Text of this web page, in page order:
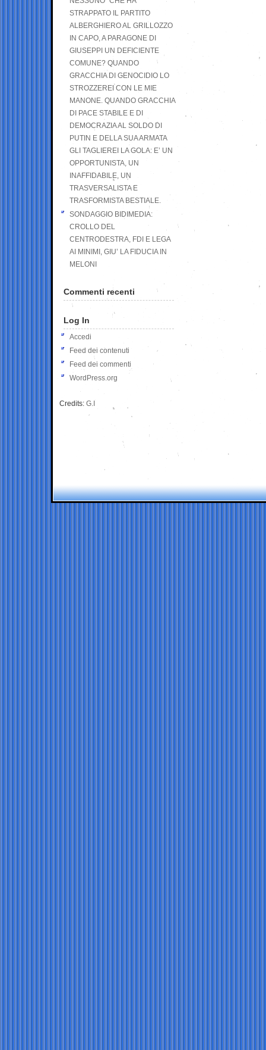
STRAPPATO IL PARTITO
ALBERGHIERO AL GRILLOZZO
IN CAPO, A PARAGONE DI
GIUSEPPI UN DEFICIENTE
COMUNE? QUANDO
GRACCHIA DI GENOCIDIO LO
STROZZEREI CON LE MIE
MANONE. QUANDO GRACCHIA
DI PACE STABILE E DI
DEMOCRAZIA AL SOLDO DI
PUTIN E DELLA SUA ARMATA
GLI TAGLIEREI LA GOLA: E’ UN
OPPORTUNISTA, UN
INAFFIDABILE, UN
TRASVERSALISTA E
TRASFORMISTA BESTIALE.
SONDAGGIO BIDIMEDIA:
CROLLO DEL
CENTRODESTRA, FDI E LEGA
AI MINIMI, GIU’ LA FIDUCIA IN
MELONI
Commenti recenti
Log In
Accedi
Feed dei contenuti
Feed dei commenti
WordPress.org
Credits: G.I